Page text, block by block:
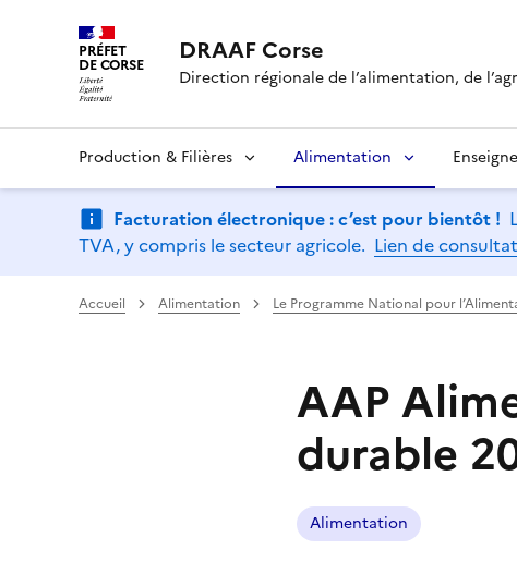
PRÉFET
DE CORSE DRAAF Corse
Direction régionale de l’alimentation, de
Production & Filières Alimentation
Facturation électronique : c’est pour bientôt !
TVA, y compris le secteur agricole. Lien de
Accueil Alimentation Le Programme National pour
AAP
durable
Alimentation